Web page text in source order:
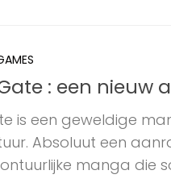
: een nieuw
is een geweldige
Absoluut een
manga die